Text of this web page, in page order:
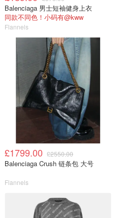
Balenciaga 男士短袖健身上衣
同款不同色！小码有@kww
Flannels
£1799.00 £2550.00
Balenciaga Crush 链条包 大号
Flannels